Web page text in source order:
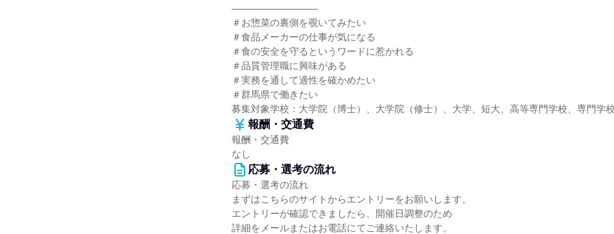
―――――――――
＃お惣菜の裏側を覗いてみたい
＃食品メーカーの仕事が気になる
＃食の安全を守るというワードに惹かれる
＃品質管理職に興味がある
＃実務を通して適性を確かめたい
＃群馬県で働きたい
募集対象学校：大学院（博士）、大学院（修士）、大学、短大、高等専門学校、専門学校
報酬・交通費
報酬・交通費
なし
応募・選考の流れ
応募・選考の流れ
まずはこちらのサイトからエントリーをお願いします。
エントリーが確認できましたら、開催日調整のため
詳細をメールまたはお電話にてご連絡いたします。